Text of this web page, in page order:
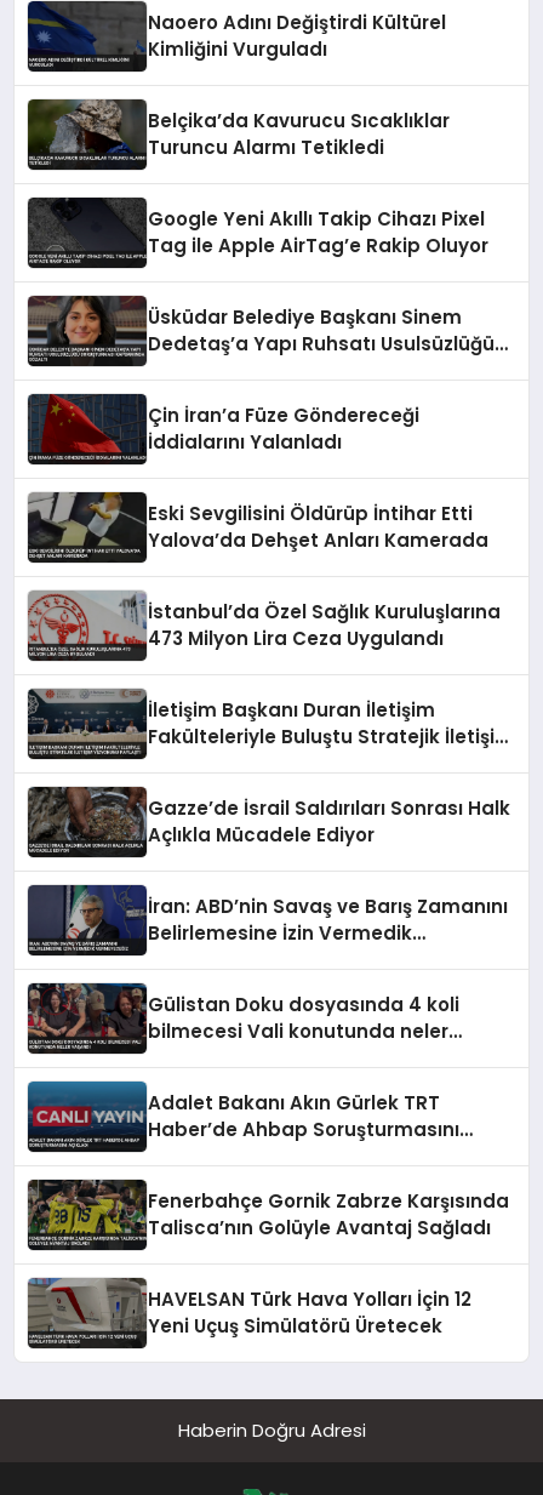
Naoero Adını Değiştirdi Kültürel
Kimliğini Vurguladı
Belçika’da Kavurucu Sıcaklıklar
Turuncu Alarmı Tetikledi
Google Yeni Akıllı Takip Cihazı Pixel
Tag ile Apple AirTag’e Rakip Oluyor
Üsküdar Belediye Başkanı Sinem
Dedetaş’a Yapı Ruhsatı Usulsüzlüğü
Çin İran’a Füze Göndereceği
İddialarını Yalanladı
Eski Sevgilisini Öldürüp İntihar Etti
Yalova’da Dehşet Anları Kamerada
İstanbul’da Özel Sağlık Kuruluşlarına
473 Milyon Lira Ceza Uygulandı
İletişim Başkanı Duran İletişim
Fakülteleriyle Buluştu Stratejik İletişim
Gazze’de İsrail Saldırıları Sonrası Halk
Açlıkla Mücadele Ediyor
İran: ABD’nin Savaş ve Barış Zamanını
Belirlemesine İzin Vermedik
Gülistan Doku dosyasında 4 koli
bilmecesi Vali konutunda neler
Adalet Bakanı Akın Gürlek TRT
Haber’de Ahbap Soruşturmasını
Fenerbahçe Gornik Zabrze Karşısında
Talisca’nın Golüyle Avantaj Sağladı
HAVELSAN Türk Hava Yolları İçin 12
Yeni Uçuş Simülatörü Üretecek
Haberin Doğru Adresi